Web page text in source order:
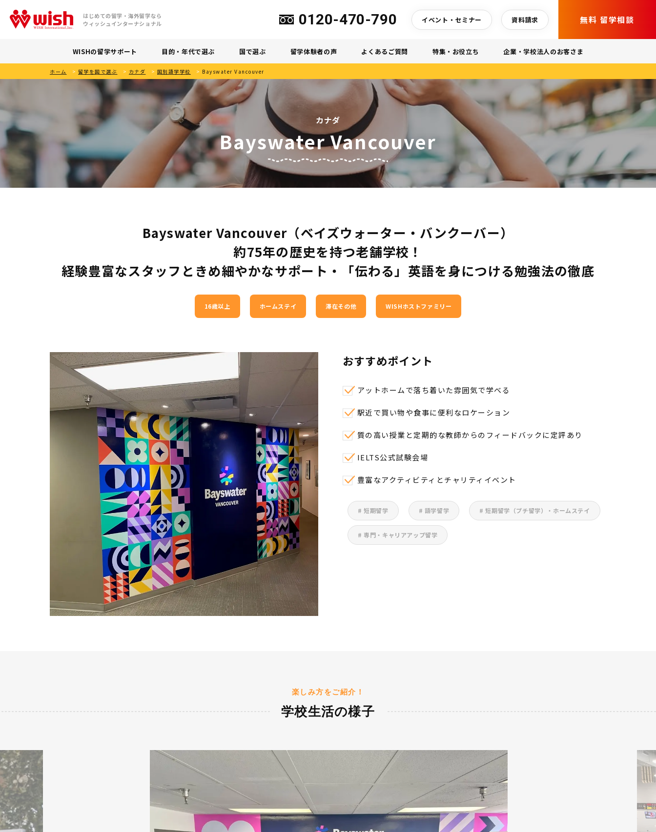
はじめての留学・海外留学なら
ウィッシュインターナショナル
0120-470-790 イベント・セミナー 資料請求 無料 留学相談
WISHの留学サポート 目的・年代で選ぶ 国で選ぶ 留学体験者の声 よくあるご質問 特集・お役立ち 企業・学校法人のお客さま
ホーム > 留学を国で選ぶ > カナダ > 国別語学学校 > Bayswater Vancouver
カナダ
Bayswater Vancouver
Bayswater Vancouver（ベイズウォーター・バンクーバー）
約75年の歴史を持つ老舗学校！
経験豊富なスタッフときめ細やかなサポート・「伝わる」英語を身につける勉強法の徹底
16歳以上 ホームステイ 滞在その他 WISHホストファミリー
おすすめポイント
アットホームで落ち着いた雰囲気で学べる
駅近で買い物や食事に便利なロケーション
質の高い授業と定期的な教師からのフィードバックに定評あり
IELTS公式試験会場
豊富なアクティビティとチャリティイベント
# 短期留学 # 語学留学 # 短期留学（プチ留学）・ホームステイ
# 専門・キャリアアップ留学
楽しみ方をご紹介！
学校生活の様子